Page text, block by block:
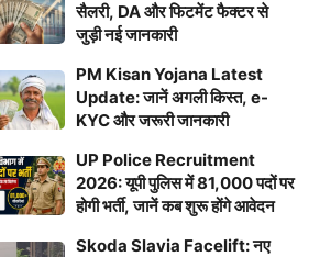
सैलरी, DA और फिटमेंट फैक्टर से
जुड़ी नई जानकारी
PM Kisan Yojana Latest
Update: जानें अगली किस्त, e-
KYC और जरूरी जानकारी
UP Police Recruitment
2026: यूपी पुलिस में 81,000 पदों पर
होगी भर्ती, जानें कब शुरू होंगे आवेदन
Skoda Slavia Facelift: नए